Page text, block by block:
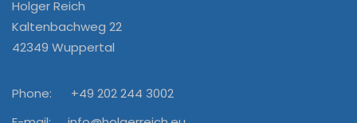
Holger Reich
Kaltenbachweg 22
42349 Wuppertal
Phone:
+49 202 244 3002